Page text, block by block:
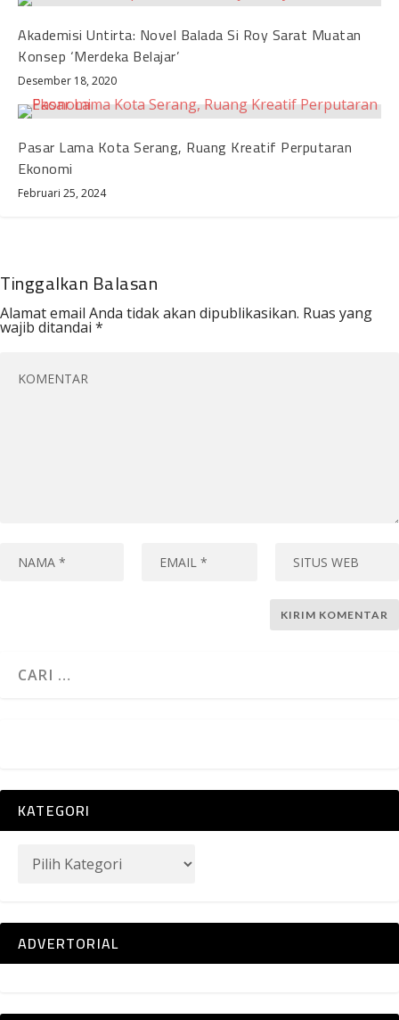
Akademisi Untirta: Novel Balada Si Roy Sarat Muatan
Konsep ‘Merdeka Belajar’
Desember 18, 2020
Pasar Lama Kota Serang, Ruang Kreatif Perputaran
Ekonomi
Februari 25, 2024
Tinggalkan Balasan
Alamat email Anda tidak akan dipublikasikan. Ruas yang
wajib ditandai *
KATEGORI
ADVERTORIAL